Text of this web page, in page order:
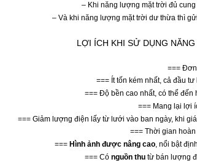
– Khi năng lượng mặt trời đủ
– Và khi năng lượng mặt trời dư thừa thì
LỢI ÍCH KHI SỬ DỤNG
===
=== Ít tốn kém nhất, cả đầu
=== Độ bền cao nhất, có thể đến
=== Mang lại lợi
=== Giảm lượng điện lấy từ lưới vào ban ngày, khi
=== Thời gian
=== Hình ảnh được nâng cao, nổi bật
=== Có nguồn thutừ bán lượng